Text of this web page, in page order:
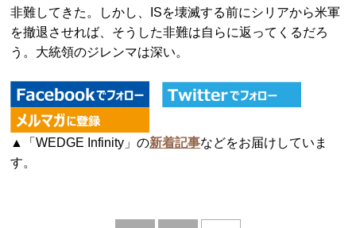
非難してきた。しかし、ISを壊滅する前にシリアから米軍
を撤退させれば、そうした非難は自らに返ってくるだろ
う。大統領のジレンマは深い。
▲「WEDGE Infinity」の新着記事などをお届けしていま
す。